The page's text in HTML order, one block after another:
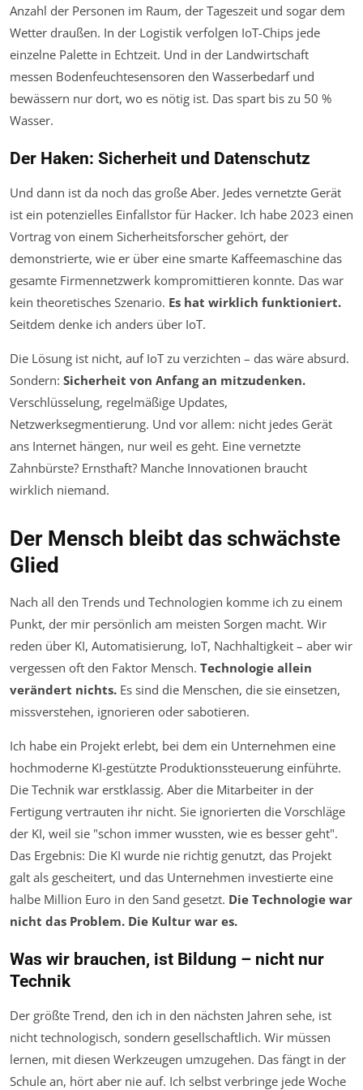
Anzahl der Personen im Raum, der Tageszeit und sogar dem
Wetter draußen. In der Logistik verfolgen IoT-Chips jede
einzelne Palette in Echtzeit. Und in der Landwirtschaft
messen Bodenfeuchtesensoren den Wasserbedarf und
bewässern nur dort, wo es nötig ist. Das spart bis zu 50 %
Wasser.
Der Haken: Sicherheit und Datenschutz
Und dann ist da noch das große Aber. Jedes vernetzte Gerät
ist ein potenzielles Einfallstor für Hacker. Ich habe 2023 einen
Vortrag von einem Sicherheitsforscher gehört, der
demonstrierte, wie er über eine smarte Kaffeemaschine das
gesamte Firmennetzwerk kompromittieren konnte. Das war
kein theoretisches Szenario. Es hat wirklich funktioniert.
Seitdem denke ich anders über IoT.
Die Lösung ist nicht, auf IoT zu verzichten – das wäre absurd.
Sondern: Sicherheit von Anfang an mitzudenken.
Verschlüsselung, regelmäßige Updates,
Netzwerksegmentierung. Und vor allem: nicht jedes Gerät
ans Internet hängen, nur weil es geht. Eine vernetzte
Zahnbürste? Ernsthaft? Manche Innovationen braucht
wirklich niemand.
Der Mensch bleibt das schwächste
Glied
Nach all den Trends und Technologien komme ich zu einem
Punkt, der mir persönlich am meisten Sorgen macht. Wir
reden über KI, Automatisierung, IoT, Nachhaltigkeit – aber wir
vergessen oft den Faktor Mensch. Technologie allein
verändert nichts. Es sind die Menschen, die sie einsetzen,
missverstehen, ignorieren oder sabotieren.
Ich habe ein Projekt erlebt, bei dem ein Unternehmen eine
hochmoderne KI-gestützte Produktionssteuerung einführte.
Die Technik war erstklassig. Aber die Mitarbeiter in der
Fertigung vertrauten ihr nicht. Sie ignorierten die Vorschläge
der KI, weil sie "schon immer wussten, wie es besser geht".
Das Ergebnis: Die KI wurde nie richtig genutzt, das Projekt
galt als gescheitert, und das Unternehmen investierte eine
halbe Million Euro in den Sand gesetzt. Die Technologie war
nicht das Problem. Die Kultur war es.
Was wir brauchen, ist Bildung – nicht nur
Technik
Der größte Trend, den ich in den nächsten Jahren sehe, ist
nicht technologisch, sondern gesellschaftlich. Wir müssen
lernen, mit diesen Werkzeugen umzugehen. Das fängt in der
Schule an, hört aber nie auf. Ich selbst verbringe jede Woche